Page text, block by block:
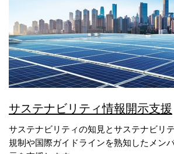
サステナビリティ情報開示支援
サステナビリティの知見とサステナビリ
規制や国際ガイドラインを熟知したメン